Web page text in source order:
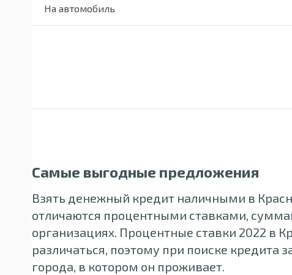
На автомобиль
Самые выгодные предложения
Взять денежный кредит наличными в
отличаются процентными ставками,
организациях. Процентные ставки 2022 в
различаться, поэтому при поиске
города, в котором он проживает.